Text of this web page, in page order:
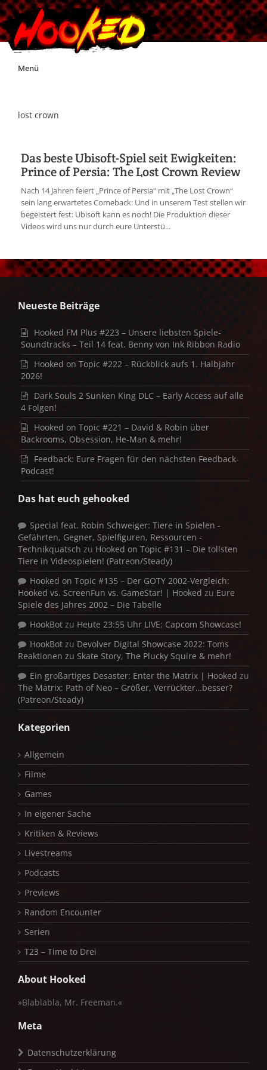
Skip
Menü
Impressum
Jobs
lost crown
Das beste Ubisoft-Spiel seit Ewigkeiten:
Prince of Persia: The Lost Crown Review
Nach 14 Jahren feiert „Prince of Persia“ mit „The Lost Crown“
sein lang erwartetes Comeback: Und in unserem Test stellen wir
begeistert fest: Ubisoft kann es noch! Die Produktion dieser
Videos wird uns nur durch eure Unterstü...
Neueste Beiträge
Hooked FM Plus #223 – Unsere liebsten Spiele-
Soundtracks – Teil 14 feat. Benny von Ink Ribbon Radio
Hooked on Topic #222 – Rückblick aufs 1. Halbjahr
2026!
Dark Souls 2 Sunken King DLC – Early Access auf alle
4 Folgen!
Hooked on Topic #221 – David & Robin über
Backrooms, Obsession, He-Man & mehr!
Feedback: Eure Fragen für den nächsten Feedback-
Podcast!
Das hat euch gehooked
Special feat. Robin Schweiger: Tiere in Spielen -
Gefährten, Gegner, Spielfiguren, Ressourcen -
Technikquatsch zu Hooked on Topic #131 – Die tollsten
Tiere in Videospielen! (Patreon/Steady)
Hooked on Topic #135 – Der GOTY 2002-Vergleich:
Hooked vs. ScreenFun vs. GameStar! | Hooked zu Eure
Spiele des Jahres 2002 – Die Tabelle
HookBot zu Heute 23:55 Uhr LIVE: Capcom Showcase!
HookBot zu Devolver Digital Showcase 2022: Toms
Reaktionen zu Skate Story, The Plucky Squire & mehr!
Ein großartiges Desaster: Enter the Matrix | Hooked zu
The Matrix: Path of Neo – Größer, Verrückter…besser?
(Patreon/Steady)
Kategorien
Allgemein
Filme
Games
In eigener Sache
Kritiken & Reviews
Livestreams
Podcasts
Previews
Random Encounter
Serien
T23 – Time to Drei
About Hooked
»Blablabla, Mr. Freeman.«
Meta
Datenschutzerklärung